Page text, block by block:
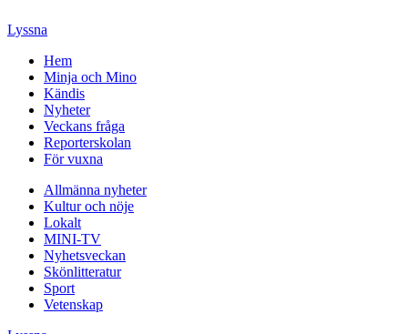
Lyssna
Hem
Minja och Mino
Kändis
Nyheter
Veckans fråga
Reporterskolan
För vuxna
Allmänna nyheter
Kultur och nöje
Lokalt
MINI-TV
Nyhetsveckan
Skönlitteratur
Sport
Vetenskap